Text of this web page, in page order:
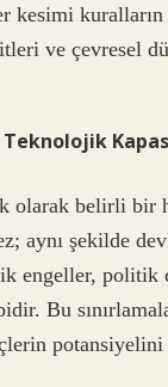
kesimi kuralların
ve çevresel
olarak belirli bir
aynı şekilde
engeller, politik
Bu
potansiyelini